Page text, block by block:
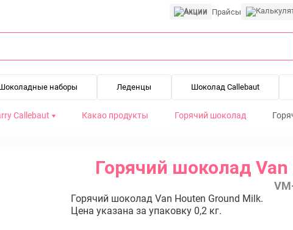
Акции Прайсы
наборы Леденцы Шоколад Callebaut
Callebaut Какао продукты Горячий шоколад
Горячий шоколад
Горячий шоколад Van Houten Ground Milk.
Цена указана за упаковку 0,2 кг.